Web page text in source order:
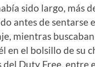
sido largo, más
antes de sentarse
mientras
en el bolsillo de su
del Duty Free, entre